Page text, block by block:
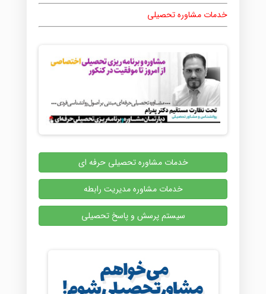
خدمات مشاوره تحصیلی
خدمات مشاوره تحصیلی حرفه ای
خدمات مشاوره مدیریت رابطه
سیستم پرسش و پاسخ تحصیلی